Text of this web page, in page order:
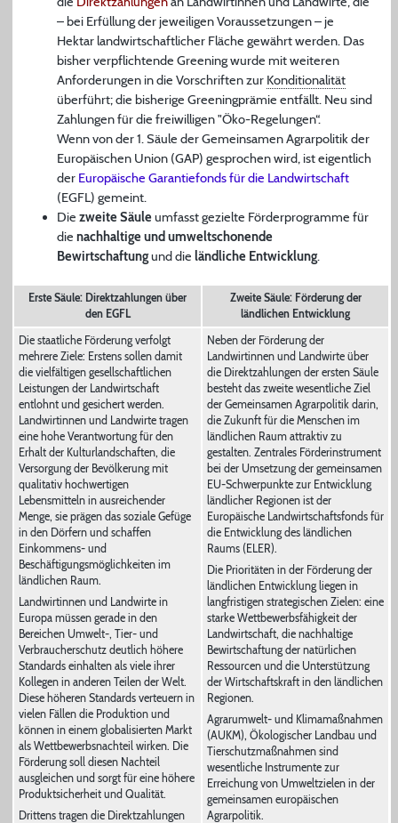
– bei Erfüllung der jeweiligen Voraussetzungen – je
Hektar landwirtschaftlicher Fläche gewährt werden. Das
bisher verpflichtende Greening wurde mit weiteren
Anforderungen in die Vorschriften zur Konditionalität
überführt; die bisherige Greeningprämie entfällt. Neu sind
Zahlungen für die freiwilligen "Öko-Regelungen“.
Wenn von der 1. Säule der Gemeinsamen Agrarpolitik der
Europäischen Union (GAP) gesprochen wird, ist eigentlich
der Europäische Garantiefonds für die Landwirtschaft
(EGFL) gemeint.
Die zweite Säuleumfasst gezielte Förderprogramme für
die nachhaltige und umweltschonende
Bewirtschaftungund die ländliche Entwicklung.
Erste Säule: Direktzahlungen über
den EGFL
Zweite Säule: Förderung der
ländlichen Entwicklung
Die staatliche Förderung verfolgt
mehrere Ziele: Erstens sollen damit
die vielfältigen gesellschaftlichen
Leistungen der Landwirtschaft
entlohnt und gesichert werden.
Landwirtinnen und Landwirte tragen
eine hohe Verantwortung für den
Erhalt der Kulturlandschaften, die
Versorgung der Bevölkerung mit
qualitativ hochwertigen
Lebensmitteln in ausreichender
Menge, sie prägen das soziale Gefüge
in den Dörfern und schaffen
Einkommens- und
Beschäftigungsmöglichkeiten im
ländlichen Raum.
Landwirtinnen und Landwirte in
Europa müssen gerade in den
Bereichen Umwelt-, Tier- und
Verbraucherschutz deutlich höhere
Standards einhalten als viele ihrer
Kollegen in anderen Teilen der Welt.
Diese höheren Standards verteuern in
vielen Fällen die Produktion und
können in einem globalisierten Markt
als Wettbewerbsnachteil wirken. Die
Förderung soll diesen Nachteil
ausgleichen und sorgt für eine höhere
Produktsicherheit und Qualität.
Drittens tragen die Direktzahlungen
Neben der Förderung der
Landwirtinnen und Landwirte über
die Direktzahlungen der ersten Säule
besteht das zweite wesentliche Ziel
der Gemeinsamen Agrarpolitik darin,
die Zukunft für die Menschen im
ländlichen Raum attraktiv zu
gestalten. Zentrales Förderinstrument
bei der Umsetzung der gemeinsamen
EU-Schwerpunkte zur Entwicklung
ländlicher Regionen ist der
Europäische Landwirtschaftsfonds für
die Entwicklung des ländlichen
Raums (ELER).
Die Prioritäten in der Förderung der
ländlichen Entwicklung liegen in
langfristigen strategischen Zielen: eine
starke Wettbewerbsfähigkeit der
Landwirtschaft, die nachhaltige
Bewirtschaftung der natürlichen
Ressourcen und die Unterstützung
der Wirtschaftskraft in den ländlichen
Regionen.
Agrarumwelt- und Klimamaßnahmen
(AUKM), Ökologischer Landbau und
Tierschutzmaßnahmen sind
wesentliche Instrumente zur
Erreichung von Umweltzielen in der
gemeinsamen europäischen
Agrarpolitik.